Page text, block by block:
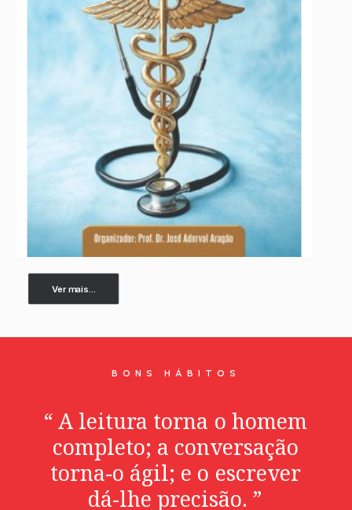
Ver mais...
BONS HÁBITOS
“ A leitura torna o homem
completo; a conversação
torna-o ágil; e o escrever
dá-lhe precisão. ”